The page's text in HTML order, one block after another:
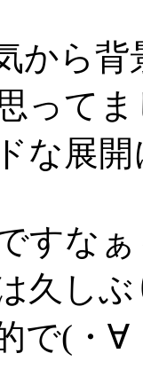
から
って
な展
すな
久し
で(・